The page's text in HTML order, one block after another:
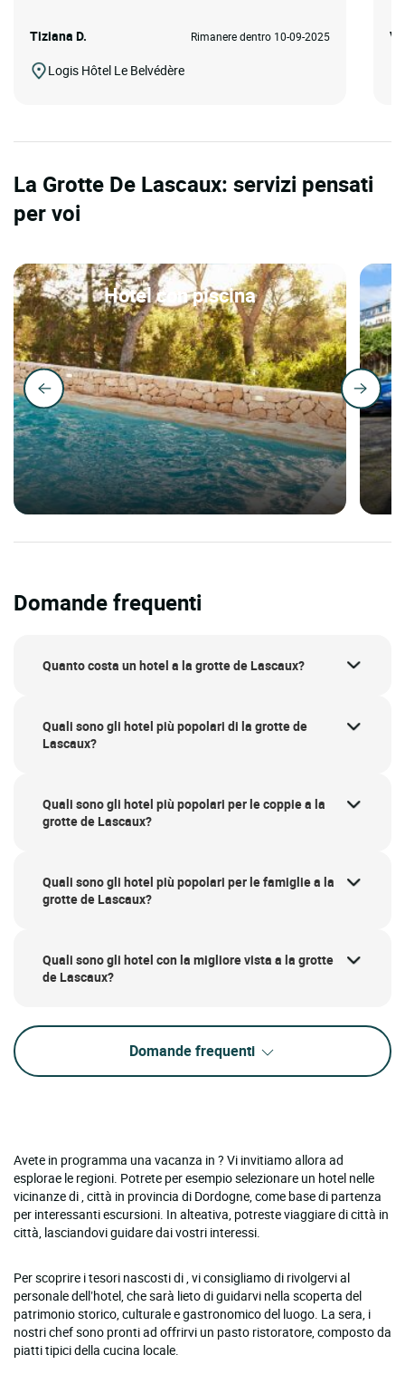
Tiziana D. Rimanere dentro 10-09-2025
Logis Hôtel Le Belvédère
La Grotte De Lascaux: servizi pensati
per voi
Hotel con piscina
Domande frequenti
Quanto costa un hotel a la grotte de Lascaux?
Quali sono gli hotel più popolari di la grotte de
Lascaux?
Quali sono gli hotel più popolari per le coppie a la
grotte de Lascaux?
Quali sono gli hotel più popolari per le famiglie a la
grotte de Lascaux?
Quali sono gli hotel con la migliore vista a la grotte
de Lascaux?
Domande frequenti
Avete in programma una vacanza in ? Vi invitiamo allora ad
esplorae le regioni. Potrete per esempio selezionare un hotel nelle
vicinanze di , città in provincia di Dordogne, come base di partenza
per interessanti escursioni. In alteativa, potreste viaggiare di città in
città, lasciandovi guidare dai vostri interessi.
Per scoprire i tesori nascosti di , vi consigliamo di rivolgervi al
personale dell’hotel, che sarà lieto di guidarvi nella scoperta del
patrimonio storico, culturale e gastronomico del luogo. La sera, i
nostri chef sono pronti ad offrirvi un pasto ristoratore, composto da
piatti tipici della cucina locale.